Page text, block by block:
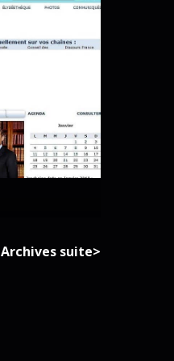
Archives suite>